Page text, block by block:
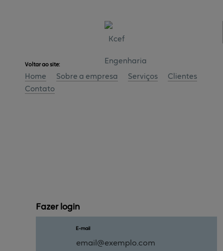
Voltar ao site:
Home Sobre a empresa Serviços
Clientes
Contato
Fazer login
E-mail